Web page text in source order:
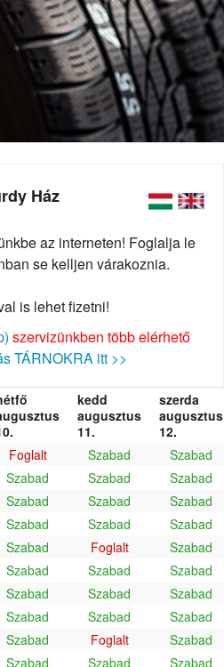
Ház
az interneten! Foglalja le
se kelljen várakoznia.
is lehet fizetni!
szervizünkben több elérhető
TÁRNOKRA itt >>
kedd
augusztus
11.
szerda
augusztus
12.
Foglalt Szabad
Szabad
Szabad Szabad
Szabad
Szabad Szabad
Szabad
Szabad Szabad
Szabad
Szabad Foglalt
Szabad
Szabad Szabad
Szabad
Szabad Szabad
Szabad
Szabad Szabad
Szabad
Szabad Foglalt
Szabad
Szabad Szabad
Szabad